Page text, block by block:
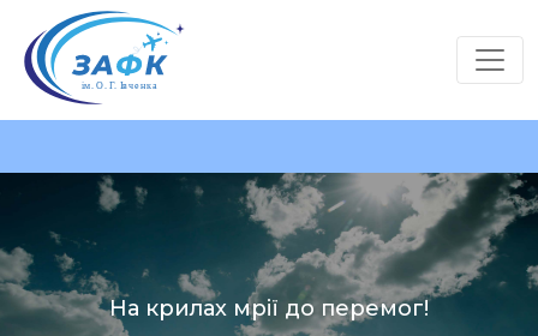
На крилах мрії до перемог!